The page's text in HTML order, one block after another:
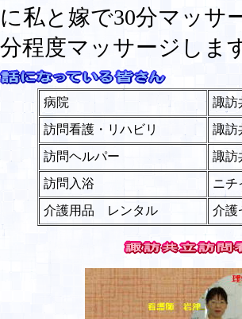
に私と嫁で30分マッサ
分程度マッサージしま
病院
諏訪
訪問看護・リハビリ
諏訪
訪問ヘルパー
諏訪
訪問入浴
ニチ
介護用品 レンタル
介護